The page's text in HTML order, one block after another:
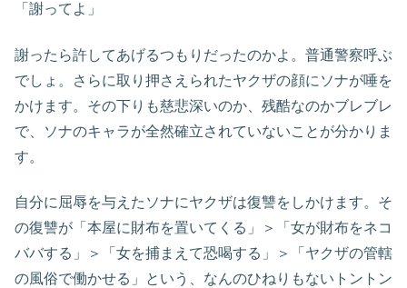
「謝ってよ」
謝ったら許してあげるつもりだったのかよ。普通警察呼ぶ
でしょ。さらに取り押さえられたヤクザの顔にソナが唾を
かけます。その下りも慈悲深いのか、残酷なのかブレブレ
で、ソナのキャラが全然確立されていないことが分かりま
す。
自分に屈辱を与えたソナにヤクザは復讐をしかけます。そ
の復讐が「本屋に財布を置いてくる」＞「女が財布をネコ
ババする」＞「女を捕まえて恐喝する」＞「ヤクザの管轄
の風俗で働かせる」という、なんのひねりもないトントン